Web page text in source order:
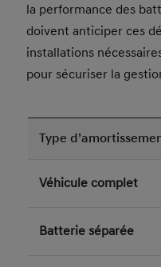
la performance des
doivent anticiper ces
installations
pour sécuriser la
Type
Véhicule complet
Batterie séparée